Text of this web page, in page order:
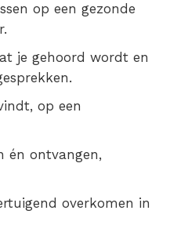
op een gezonde
je gehoord wordt en
op een
én ontvangen,
overkomen in